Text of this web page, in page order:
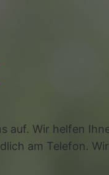
auf. Wir helfen
am Telefon.